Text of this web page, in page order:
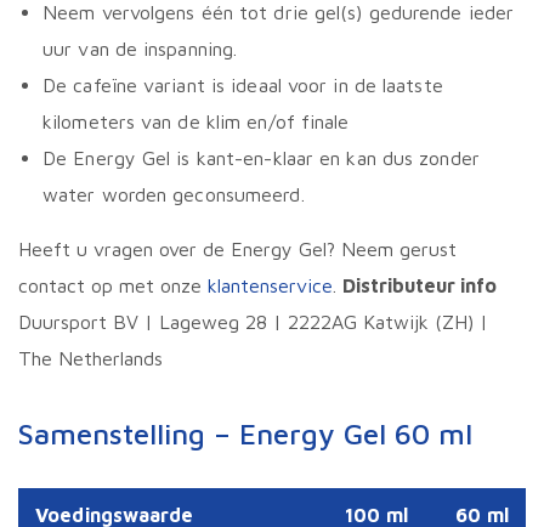
Neem vervolgens één tot drie gel(s) gedurende ieder
uur van de inspanning.
De cafeïne variant is ideaal voor in de laatste
kilometers van de klim en/of finale
De Energy Gel is kant-en-klaar en kan dus zonder
water worden geconsumeerd.
Heeft u vragen over de Energy Gel? Neem gerust
contact op met onze klantenservice Distributeur info
Duursport BV | Lageweg 28 | 2222AG Katwijk (ZH) |
The Netherlands
Samenstelling – Energy Gel 60 ml
Voedingswaarde 100 ml 60 ml